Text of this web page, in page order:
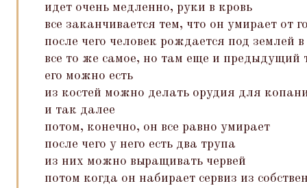
идет очень медленно, руки в кровь
все заканчивается тем, что он умирает от
после чего человек рождается под
все то же самое, но там еще и предыдущий
его можно есть
из костей можно делать орудия для
и так далее
потом, конечно, он все равно умирает
после чего у него есть два трупа
из них можно выращивать червей
потом когда он набирает сервиз из